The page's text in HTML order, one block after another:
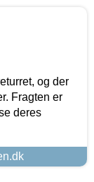
og der
Fragten er
deres